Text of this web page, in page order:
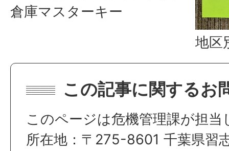
倉庫マスターキー
地区
この記事に関するお
このページは危機管理課が担当
所在地：〒275-8601 千葉県習